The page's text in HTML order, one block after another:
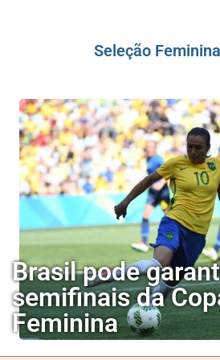
Seleção
Brasil pode
semifinais da
Feminina